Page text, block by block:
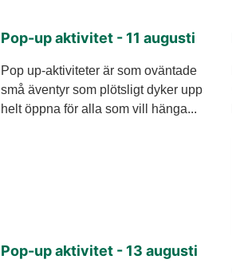
Pop-up aktivitet - 11 augusti
Pop up-aktiviteter är som oväntade
små äventyr som plötsligt dyker upp
helt öppna för alla som vill hänga...
Pop-up aktivitet - 13 augusti